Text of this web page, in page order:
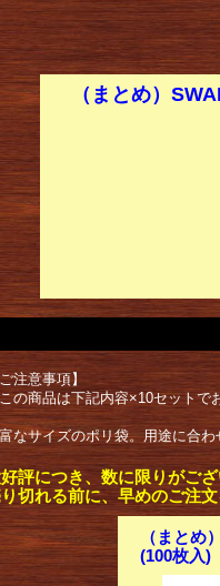
（まとめ）
注意事項】
の商品は下記内容×10セットで
なサイズのポリ袋。用途に合わ
評につき、数に限りがござ
切れる前に、早めのご注
（まとめ
(100枚入)